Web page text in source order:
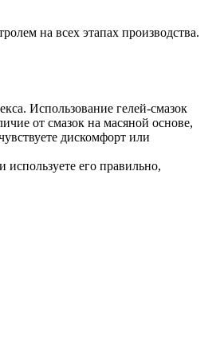
на всех этапах производства.
Использование гелей-смазок
от смазок на масяной основе,
дискомфорт или
его правильно,